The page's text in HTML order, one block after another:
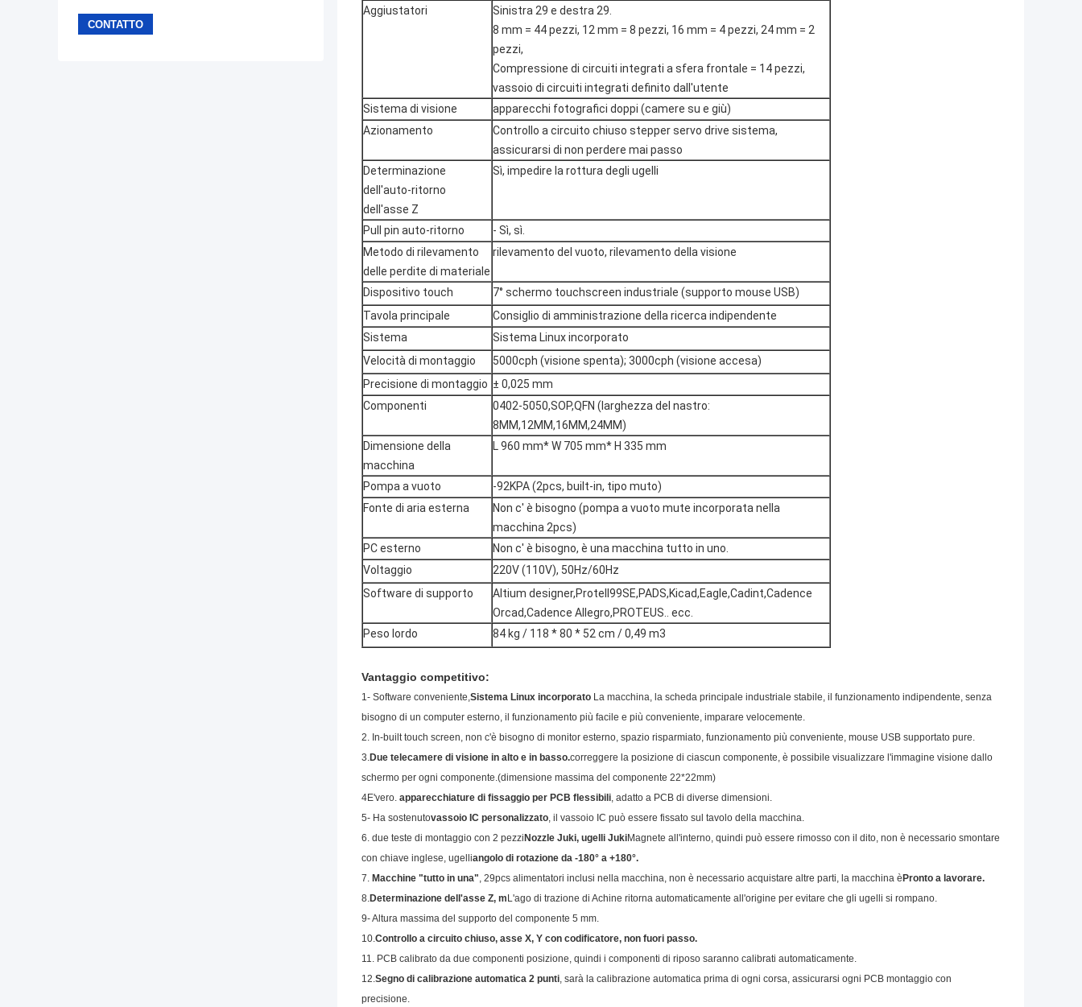
Aggiustatori
Sinistra 29 e destra 29.
8 mm = 44 pezzi, 12 mm = 8 pezzi, 16 mm = 4 pezzi, 24 mm = 2
pezzi,
Compressione di circuiti integrati a sfera frontale = 14 pezzi,
vassoio di circuiti integrati definito dall'utente
Sistema di visione
apparecchi fotografici doppi (camere su e giù)
Azionamento
Controllo a circuito chiuso stepper servo drive sistema,
assicurarsi di non perdere mai passo
Determinazione
dell'auto-ritorno
dell'asse Z
Sì, impedire la rottura degli ugelli
Pull pin auto-ritorno
- Sì, sì.
Metodo di rilevamento
delle perdite di materiale
rilevamento del vuoto, rilevamento della visione
Dispositivo touch
7° schermo touchscreen industriale (supporto mouse USB)
Tavola principale
Consiglio di amministrazione della ricerca indipendente
Sistema
Sistema Linux incorporato
Velocità di montaggio
5000cph (visione spenta); 3000cph (visione accesa)
Precisione di montaggio ± 0,025 mm
Componenti
0402-5050,SOP,QFN (larghezza del nastro:
8MM,12MM,16MM,24MM)
Dimensione della
macchina
L 960 mm* W 705 mm* H 335 mm
Pompa a vuoto
-92KPA (2pcs, built-in, tipo muto)
Fonte di aria esterna
Non c' è bisogno (pompa a vuoto mute incorporata nella
macchina 2pcs)
PC esterno
Non c' è bisogno, è una macchina tutto in uno.
Voltaggio
220V (110V), 50Hz/60Hz
Software di supporto
Altium designer,Protell99SE,PADS,Kicad,Eagle,Cadint,Cadence
Orcad,Cadence Allegro,PROTEUS.. ecc.
Peso lordo
84 kg / 118 * 80 * 52 cm / 0,49 m3
Vantaggio competitivo:
1- Software conveniente,Sistema Linux incorporato La macchina, la scheda principale industriale stabile, il funzionamento indipendente, senza
bisogno di un computer esterno, il funzionamento più facile e più conveniente, imparare velocemente.
2. In-built touch screen, non c'è bisogno di monitor esterno, spazio risparmiato, funzionamento più conveniente, mouse USB supportato pure.
3.Due telecamere di visione in alto e in basso.correggere la posizione di ciascun componente, è possibile visualizzare l'immagine visione dallo
schermo per ogni componente.(dimensione massima del componente 22*22mm)
4E'vero. apparecchiature di fissaggio per PCB flessibili, adatto a PCB di diverse dimensioni.
5- Ha sostenutovassoio IC personalizzato, il vassoio IC può essere fissato sul tavolo della macchina.
6. due teste di montaggio con 2 pezzi Nozzle Juki, ugelli JukiMagnete all'interno, quindi può essere rimosso con il dito, non è necessario smontare
con chiave inglese, ugelliangolo di rotazione da -180° a +180°.
7. Macchine "tutto in una", 29pcs alimentatori inclusi nella macchina, non è necessario acquistare altre parti, la macchina è Pronto a lavorare.
8.Determinazione dell'asse Z, m L'ago di trazione di Achine ritorna automaticamente all'origine per evitare che gli ugelli si rompano.
9- Altura massima del supporto del componente 5 mm.
10.Controllo a circuito chiuso, asse X, Y con codificatore, non fuori passo.
11. PCB calibrato da due componenti posizione, quindi i componenti di riposo saranno calibrati automaticamente.
12.Segno di calibrazione automatica 2 punti, sarà la calibrazione automatica prima di ogni corsa, assicurarsi ogni PCB montaggio con
precisione.